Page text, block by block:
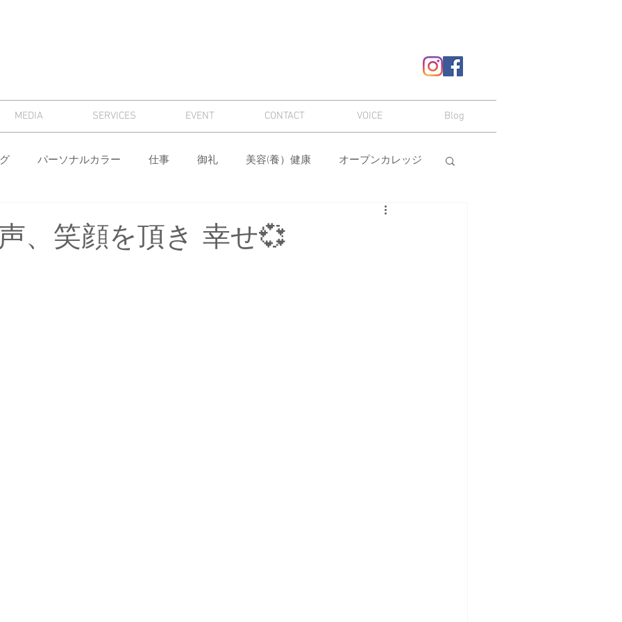
MEDIA SERVICES EVENT CONTACT VOICE Blog
パーソナルカラー 仕事 御礼 美容(養）健康 オープンカレッジ
、笑顔を頂き 幸せ💞